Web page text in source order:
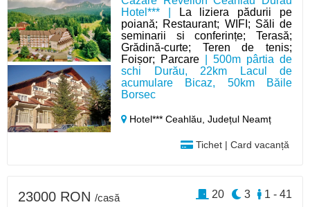
Hotel*** |
La liziera pădurii pe
poiană; Restaurant; WIFI; Săli de
seminarii si conferințe; Terasă;
Grădină-curte; Teren de tenis;
Foișor; Parcare | 500m pârtia de
schi Durău, 22km Lacul de
acumulare Bicaz, 50km Băile
Borsec
Hotel*** Ceahlău,Județul Neamț
Tichet | Card vacanță
23000 RON /casă 1 - 41
3
20